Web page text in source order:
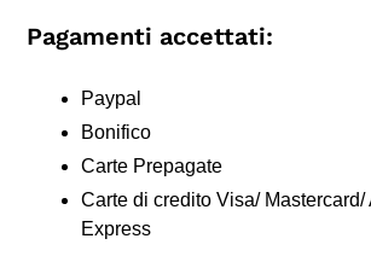
Pagamenti accettati:
Paypal
Bonifico
Carte Prepagate
Carte di credito Visa/ Mastercard/
Express